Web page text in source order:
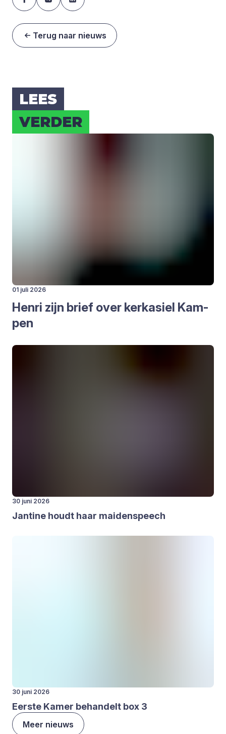
Terug naar nieuws
LEES
VER­DER
01 juli 2026
Hen­ri zijn brief over kerk­asiel Kam­
pen
30 juni 2026
Jan­ti­ne houdt haar mai­den­speech
30 juni 2026
Eer­ste Kamer behan­delt box 3
Meer nieuws